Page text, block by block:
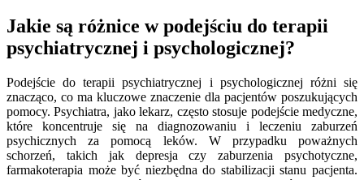
Jakie są różnice w podejściu do terapii
psychiatrycznej i psychologicznej?
Podejście do terapii psychiatrycznej i psychologicznej różni się
znacząco, co ma kluczowe znaczenie dla pacjentów poszukujących
pomocy. Psychiatra, jako lekarz, często stosuje podejście medyczne,
które koncentruje się na diagnozowaniu i leczeniu zaburzeń
psychicznych za pomocą leków. W przypadku poważnych
schorzeń, takich jak depresja czy zaburzenia psychotyczne,
farmakoterapia może być niezbędna do stabilizacji stanu pacjenta.